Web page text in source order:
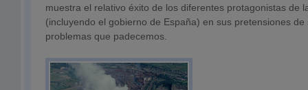
muestra el relativo éxito de los diferentes protagonistas de
(incluyendo el gobierno de España) en sus pretensiones
problemas que padecemos.